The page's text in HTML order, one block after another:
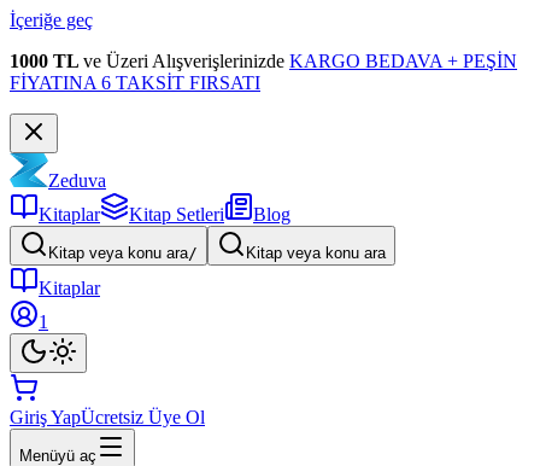
İçeriğe geç
1000 TL ve Üzeri Alışverişlerinizde KARGO BEDAVA + PEŞİN
FİYATINA 6 TAKSİT FIRSATI
Zeduva
Kitaplar
Kitap Setleri Blog
Kitap veya konu ara/ Kitap veya konu ara
Kitaplar
1
Giriş YapÜcretsiz Üye Ol
Menüyü aç